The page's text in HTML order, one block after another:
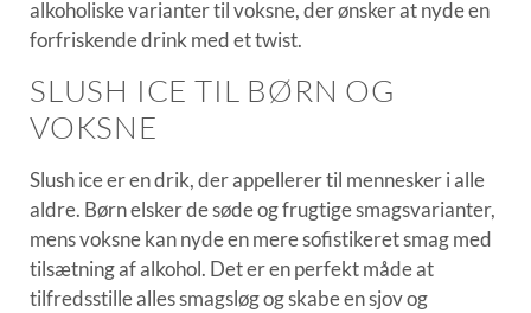
alkoholiske varianter til voksne, der ønsker at nyde en
forfriskende drink med et twist.
SLUSH ICE TIL BØRN OG
VOKSNE
Slush ice er en drik, der appellerer til mennesker i alle
aldre. Børn elsker de søde og frugtige smagsvarianter,
mens voksne kan nyde en mere sofistikeret smag med
tilsætning af alkohol. Det er en perfekt måde at
tilfredsstille alles smagsløg og skabe en sjov og